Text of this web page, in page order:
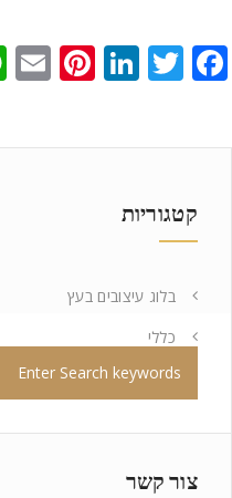
Facebook
Twitter
קטגוריות
בלוג עיצובים בעץ
כללי
צור קשר